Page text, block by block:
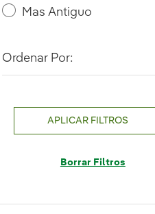
Ordenar Por:
Mas Antiguo
APLICAR FILTROS
Borrar Filtros